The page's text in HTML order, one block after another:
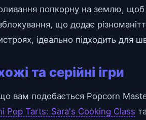
попкорну на землю, щоб
що додає
ідеально підходить для
та серійні ігри
вам подобається Popcorn
Pop Tarts: Sara's Cooking Class